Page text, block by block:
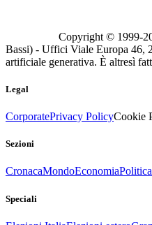
Copyright © 1999-
Bassi) - Uffici Viale Europa 46,
artificiale generativa. È altresì
Legal
CorporatePrivacy PolicyCookie
Sezioni
CronacaMondoEconomiaPolitica
Speciali